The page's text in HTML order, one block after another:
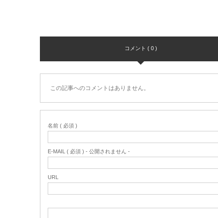
コメント ( 0 )
この記事へのコメントはありません。
名前 ( 必須 )
E-MAIL ( 必須 ) - 公開されません -
URL